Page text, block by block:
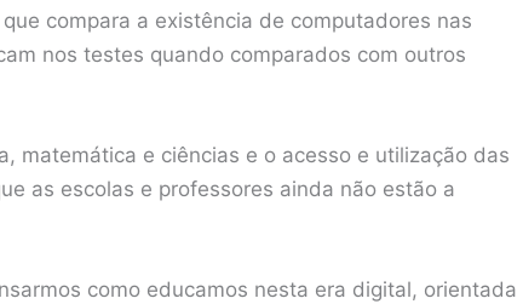
compara a existência de computadores nas
nos testes quando comparados com outros
matemática e ciências e o acesso e utilização das
as escolas e professores ainda não estão a
como educamos nesta era digital, orientada